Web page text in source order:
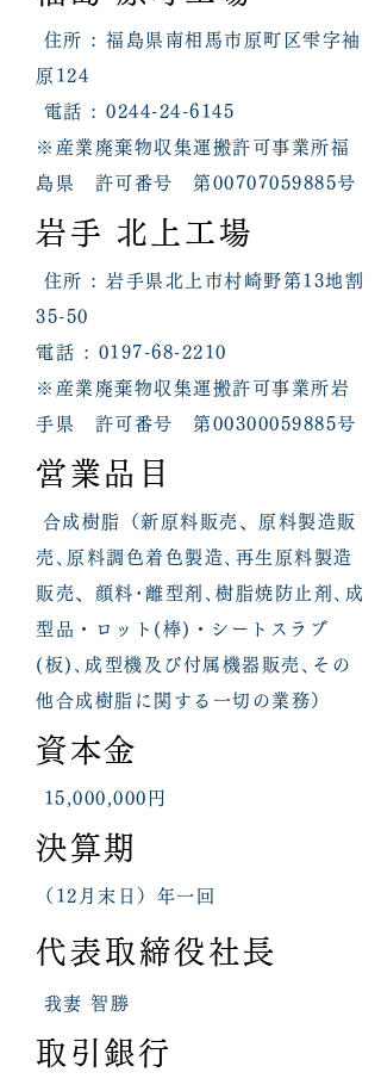
住所 : 福島県南相馬市原町区雫字袖
原124
電話 : 0244-24-6145
※産業廃棄物収集運搬許可事業所福
島県 許可番号 第00707059885号
岩手 北上工場
住所 : 岩手県北上市村崎野第13地割
35-50
電話 : 0197-68-2210
※産業廃棄物収集運搬許可事業所岩
手県 許可番号 第00300059885号
営業品目
合成樹脂（新原料販売、原料製造販
売､原料調色着色製造､再生原料製造
販売、顔料･離型剤､樹脂焼防止剤､成
型品・ロット(棒)・シートスラブ
(板)､成型機及び付属機器販売､その
他合成樹脂に関する一切の業務）
資本金
15,000,000円
決算期
（12月末日）年一回
代表取締役社長
我妻 智勝
取引銀行